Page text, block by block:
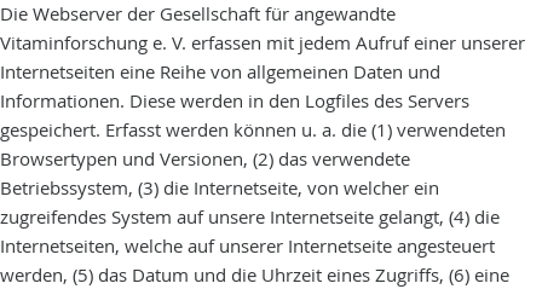
Die Webserver der Gesellschaft für angewandte
Vitaminforschung e. V. erfassen mit jedem Aufruf einer unserer
Internetseiten eine Reihe von allgemeinen Daten und
Informationen. Diese werden in den Logfiles des Servers
gespeichert. Erfasst werden können u. a. die (1) verwendeten
Browsertypen und Versionen, (2) das verwendete
Betriebssystem, (3) die Internetseite, von welcher ein
zugreifendes System auf unsere Internetseite gelangt, (4) die
Internetseiten, welche auf unserer Internetseite angesteuert
werden, (5) das Datum und die Uhrzeit eines Zugriffs, (6) eine